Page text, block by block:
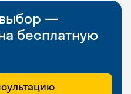
—
бесплатную